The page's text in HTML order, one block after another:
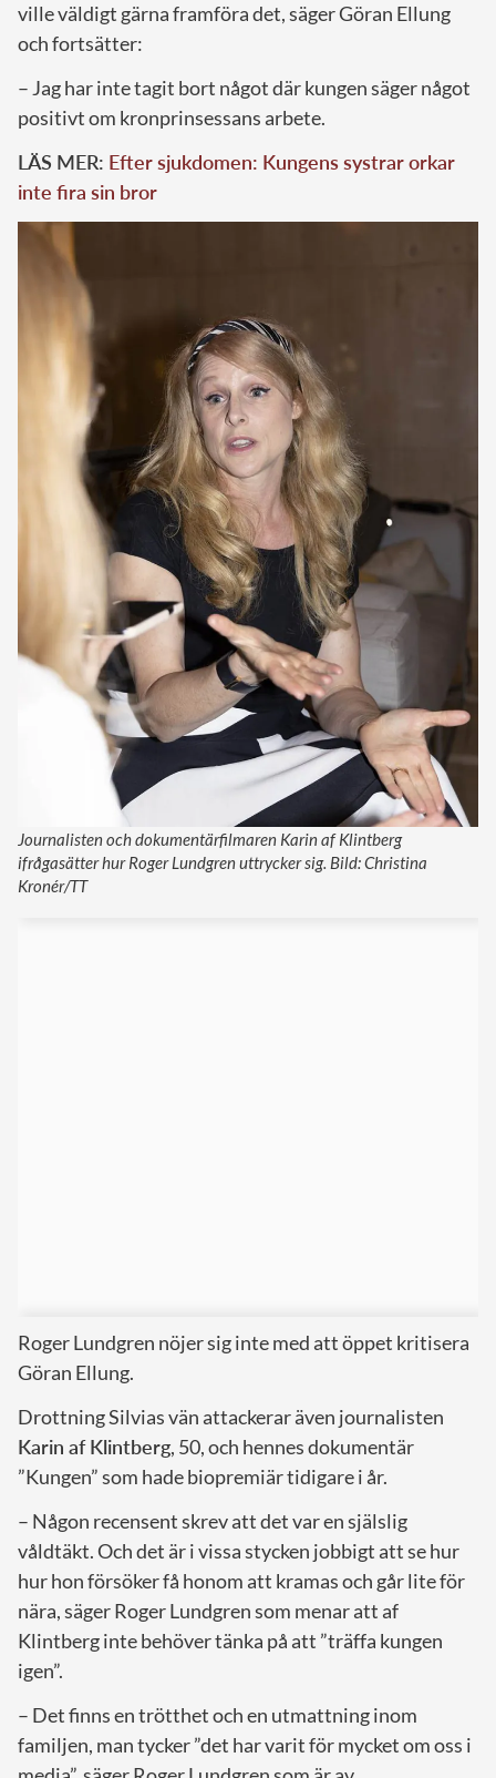
ville väldigt gärna framföra det, säger Göran Ellung
och fortsätter:
– Jag har inte tagit bort något där kungen säger något
positivt om kronprinsessans arbete.
LÄS MER: Efter sjukdomen: Kungens systrar orkar
inte fira sin bror
Journalisten och dokumentärfilmaren Karin af Klintberg
ifrågasätter hur Roger Lundgren uttrycker sig. Bild: Christina
Kronér/TT
Roger Lundgren nöjer sig inte med att öppet kritisera
Göran Ellung.
Drottning Silvias vän attackerar även journalisten
Karin af Klintberg, 50, och hennes dokumentär
”Kungen” som hade biopremiär tidigare i år.
– Någon recensent skrev att det var en själslig
våldtäkt. Och det är i vissa stycken jobbigt att se hur
hur hon försöker få honom att kramas och går lite för
nära, säger Roger Lundgren som menar att af
Klintberg inte behöver tänka på att ”träffa kungen
igen”.
– Det finns en trötthet och en utmattning inom
familjen, man tycker ”det har varit för mycket om oss i